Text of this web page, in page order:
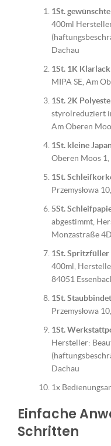
1St.
400ml
Dachau
1St. 1K Klarlack
MIPA SE, Am
1St. 2K
styrolreduziert
Am Oberen
1St. kleine
Oberen Moos 1,
1St.
Przemysłowa
5St.
abgestimmt,
Monzastraße
1St. Spritzfüller
400ml,
84051
1St.
Przemysłowa
1St.
Hersteller:
Dachau
1x
Einfache
Schritten